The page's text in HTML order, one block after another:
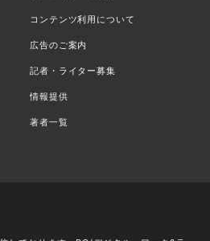
コンテンツ利用について
広告のご案内
記者・ライター募集
情報提供
著者一覧